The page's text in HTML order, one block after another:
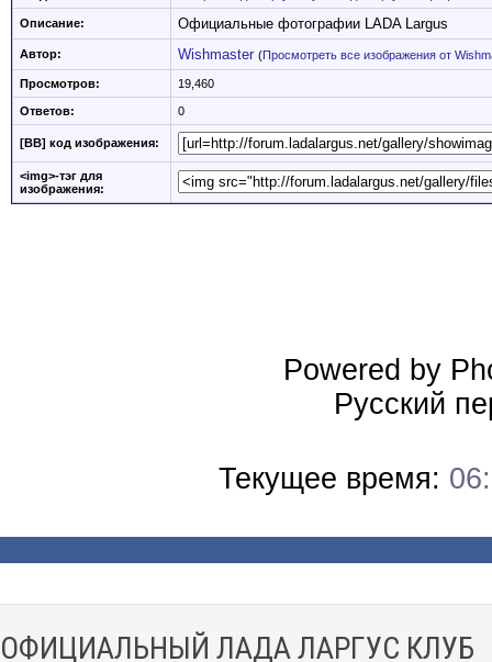
Описание: Официальные фотографии LADA Largus
Автор: Wishmaster (Просмотреть все изображения от
Просмотров: 19,460
Ответов: 0
[BB] код изображения:
<img>-тэг для
изображения:
Powered by
Русский
Текущее время:
ОФИЦИАЛЬНЫЙ ЛАДА ЛАРГУС КЛУБ